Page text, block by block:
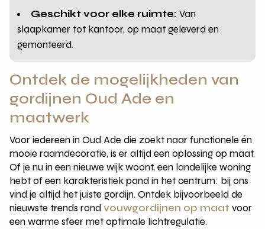
Geschikt voor elke ruimte: Van
slaapkamer tot kantoor, op maat geleverd en
gemonteerd.
Ontdek de mogelijkheden van
gordijnen Oud Ade en
maatwerk
Voor iedereen in Oud Ade die zoekt naar functionele én
mooie raamdecoratie, is er altijd een oplossing op maat.
Of je nu in een nieuwe wijk woont, een landelijke woning
hebt of een karakteristiek pand in het centrum: bij ons
vind je altijd het juiste gordijn. Ontdek bijvoorbeeld de
nieuwste trends rondvouwgordijnen op maat voor
een warme sfeer met optimale lichtregulatie.